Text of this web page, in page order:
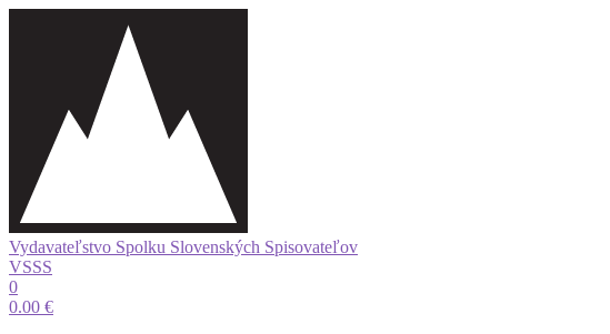
Vydavateľstvo Spolku Slovenských Spisovateľov
VSSS
0
0.00 €